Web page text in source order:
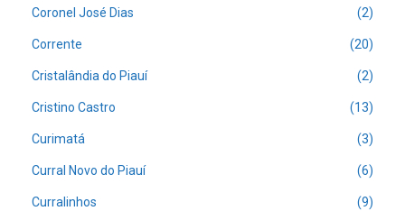
Coronel José Dias (2)
Corrente (20)
Cristalândia do Piauí (2)
Cristino Castro (13)
Curimatá (3)
Curral Novo do Piauí (6)
Curralinhos (9)